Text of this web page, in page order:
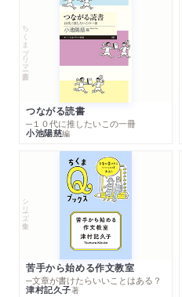
ちくまプリマー新書
つながる読書
─１０代に推したいこの一冊
小池陽慈編
シリーズ・全集
苦手から始める作文教室
─文章が書けたらいいことはある？
津村記久子著